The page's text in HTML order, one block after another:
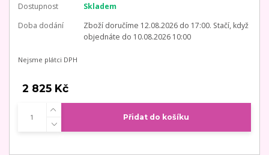
Dostupnost
Skladem
Doba dodání
Zboží doručíme 12.08.2026 do 17:00. Stačí, když
objednáte do 10.08.2026 10:00
Nejsme plátci DPH
2 825 Kč
Přidat do košíku